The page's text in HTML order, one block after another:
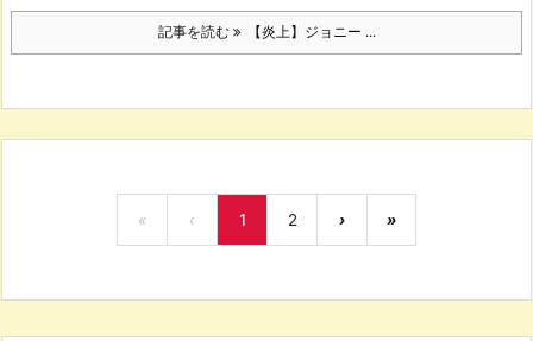
記事を読む 【炎上】ジョニー ...
« ‹ 1 2 › »